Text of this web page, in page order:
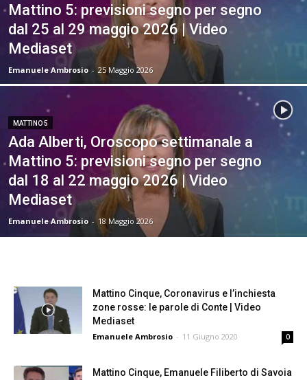
Mattino 5: previsioni segno per segno
dal 25 al 29 maggio 2026 | Video
Mediaset
Emanuele Ambrosio - 25 Maggio 2026
MATTINO 5
Ada Alberti, Oroscopo settimanale a
Mattino 5: previsioni segno per segno
dal 18 al 22 maggio 2026 | Video
Mediaset
Emanuele Ambrosio - 18 Maggio 2026
Mattino Cinque, Coronavirus e l’inchiesta
zone rosse: le parole di Conte | Video
Mediaset
Emanuele Ambrosio - 11 Giugno 2020 0
Mattino Cinque, Emanuele Filiberto di Savoia